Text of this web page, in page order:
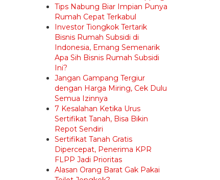
Tips Nabung Biar Impian Punya
Rumah Cepat Terkabul
Investor Tiongkok Tertarik
Bisnis Rumah Subsidi di
Indonesia, Emang Semenarik
Apa Sih Bisnis Rumah Subsidi
Ini?
Jangan Gampang Tergiur
dengan Harga Miring, Cek Dulu
Semua Izinnya
7 Kesalahan Ketika Urus
Sertifikat Tanah, Bisa Bikin
Repot Sendiri
Sertifikat Tanah Gratis
Dipercepat, Penerima KPR
FLPP Jadi Prioritas
Alasan Orang Barat Gak Pakai